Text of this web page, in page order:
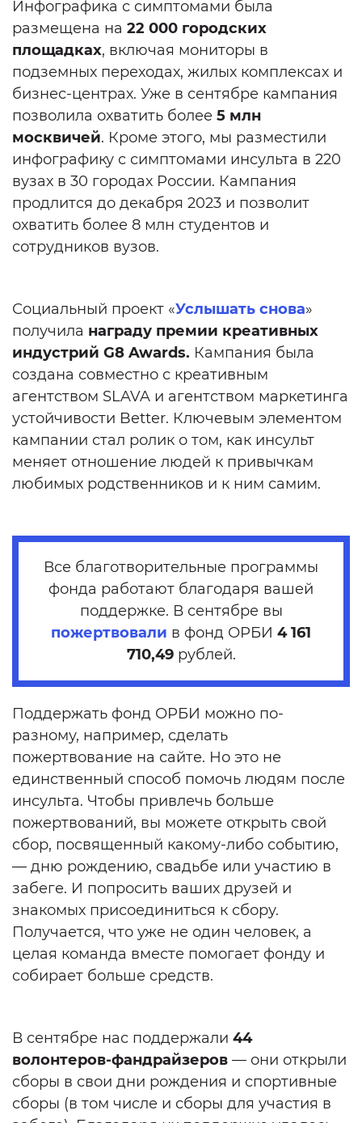
Инфографика с симптомами была
размещена на 22 000 городских
площадках, включая мониторы в
подземных переходах, жилых комплексах и
бизнес-центрах. Уже в сентябре кампания
позволила охватить более 5 млн
москвичей. Кроме этого, мы разместили
инфографику с симптомами инсульта в 220
вузах в 30 городах России. Кампания
продлится до декабря 2023 и позволит
охватить более 8 млн студентов и
сотрудников вузов.
Социальный проект «Услышать снова»
получила награду премии креативных
индустрий G8 Awards. Кампания была
создана совместно с креативным
агентством SLAVA и агентством маркетинга
устойчивости Better. Ключевым элементом
кампании стал ролик о том, как инсульт
меняет отношение людей к привычкам
любимых родственников и к ним самим.
Все благотворительные программы
фонда работают благодаря вашей
поддержке. В сентябре вы
пожертвовали в фонд ОРБИ 4 161
710,49рублей.
Поддержать фонд ОРБИ можно по-
разному, например, сделать
пожертвование на сайте. Но это не
единственный способ помочь людям после
инсульта. Чтобы привлечь больше
пожертвований, вы можете открыть свой
сбор, посвященный какому-либо событию,
— дню рождению, свадьбе или участию в
забеге. И попросить ваших друзей и
знакомых присоединиться к сбору.
Получается, что уже не один человек, а
целая команда вместе помогает фонду и
собирает больше средств.
В сентябре нас поддержали 44
волонтеров-фандрайзеров — они открыли
сборы в свои дни рождения и спортивные
сборы (в том числе и сборы для участия в